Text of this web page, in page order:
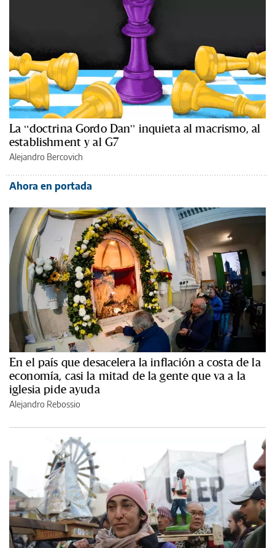
La “doctrina Gordo Dan” inquieta al macrismo, al
establishment y al G7
Alejandro Bercovich
Ahora en portada
En el país que desacelera la inflación a costa de la
economía, casi la mitad de la gente que va a la
iglesia pide ayuda
Alejandro Rebossio